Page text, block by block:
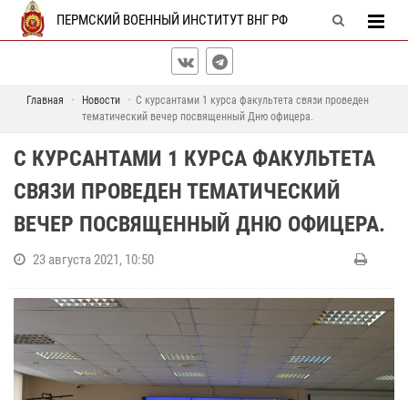
ПЕРМСКИЙ ВОЕННЫЙ ИНСТИТУТ ВНГ РФ
Главная Новости
С курсантами 1 курса факультета связи проведен
тематический вечер посвященный Дню офицера.
С КУРСАНТАМИ 1 КУРСА ФАКУЛЬТЕТА
СВЯЗИ ПРОВЕДЕН ТЕМАТИЧЕСКИЙ
ВЕЧЕР ПОСВЯЩЕННЫЙ ДНЮ ОФИЦЕРА.
23 августа 2021, 10:50